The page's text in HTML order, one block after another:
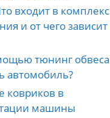
входит в комплекс
и от чего зависит
тюнинг обвеса
автомобиль?
ковриков в
машины